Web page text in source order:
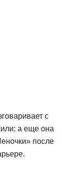
с
а еще она
после